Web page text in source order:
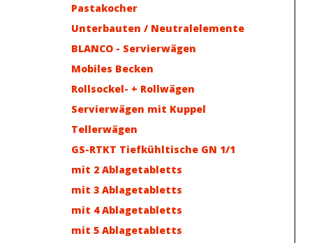
Pastakocher
Unterbauten / Neutralelemente
BLANCO - Servierwägen
Mobiles Becken
Rollsockel- + Rollwägen
Servierwägen mit Kuppel
Tellerwägen
GS-RTKT Tiefkühltische GN 1/1
mit 2 Ablagetabletts
mit 3 Ablagetabletts
mit 4 Ablagetabletts
mit 5 Ablagetabletts